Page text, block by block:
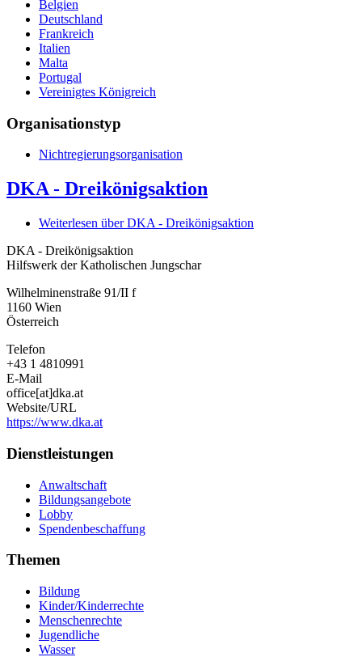
Belgien
Deutschland
Frankreich
Italien
Malta
Portugal
Vereinigtes Königreich
Organisationstyp
Nichtregierungsorganisation
DKA - Dreikönigsaktion
Weiterlesen über DKA - Dreikönigsaktion
DKA - Dreikönigsaktion
Hilfswerk der Katholischen Jungschar
Wilhelminenstraße 91/II f
1160 Wien
Österreich
Telefon
+43 1 4810991
E-Mail
office[at]dka.at
Website/URL
https://www.dka.at
Dienstleistungen
Anwaltschaft
Bildungsangebote
Lobby
Spendenbeschaffung
Themen
Bildung
Kinder/Kinderrechte
Menschenrechte
Jugendliche
Wasser